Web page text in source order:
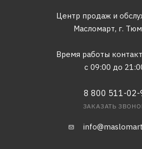
Центр продаж и
Масломарт, г.
Время работы
с 09:00 до
8 800 511-02-
ЗАКАЗАТЬ